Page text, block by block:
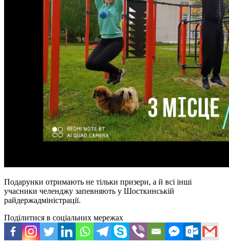
Подарунки отримають не тільки призери, а й всі інші
учасники челенджу запевняють у Шосткинській
райдержадміністрації.
Поділитися в соціальних мережах